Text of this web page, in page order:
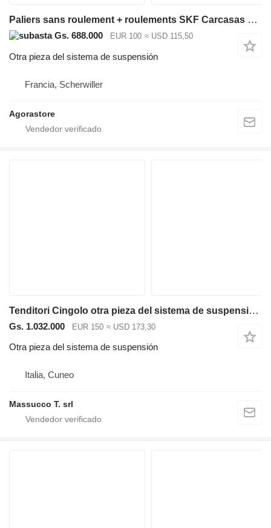
Paliers sans roulement + roulements SKF Carcasas sin rodamientos + rodamientos SKF/Timken para maquinaria de construcción
Gs. 688.000 EUR 100 ≈ USD 115,50
Otra pieza del sistema de suspensión
Francia, Scherwiller
Agorastore
Tenditori Cingolo otra pieza del sistema de suspensión para Hitachi ZX 160 excavadora
Gs. 1.032.000 EUR 150 ≈ USD 173,30
Otra pieza del sistema de suspensión
Italia, Cuneo
Massucco T. srl